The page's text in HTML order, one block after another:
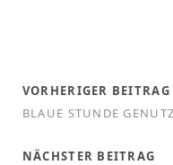
VORHERIGER BEITRAG
BLAUE STUNDE
NÄCHSTER BEITRAG